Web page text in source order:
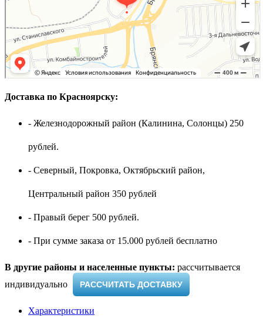
Доставка по Красноярску:
- Железнодорожный район (Калинина, Солонцы) 250
рублей.
- Северный, Покровка, Октябрьский район,
Центральный район 350 рублей
- Правый берег 500 рублей.
- При сумме заказа от 15.000 рублей бесплатно
В другие районы и населенные пункты: рассчитывается
индивидуально ​
РАССЧИТАТЬ ДОСТАВКУ
Характеристики